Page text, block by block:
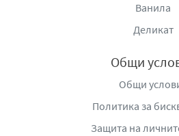
Ванила
Деликат
Общи
Общи
Политика за
Защита на